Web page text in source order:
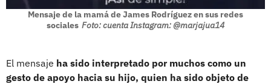
Mensaje de la mamá de James Rodríguez en sus redes
sociales Foto: cuenta Instagram: @marjajua14
El mensaje ha sido interpretado por muchos como un
gesto de apoyo hacia su hijo, quien ha sido objeto de